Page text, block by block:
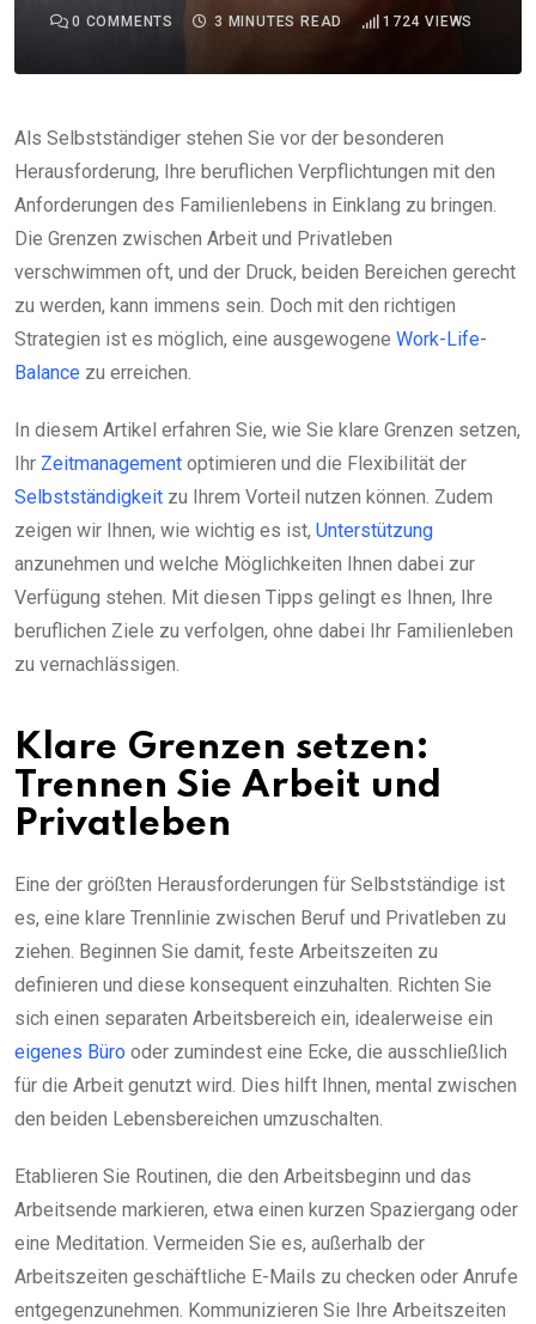
0 COMMENTS 3 MINUTES READ 1724 VIEWS
Als Selbstständiger stehen Sie vor der besonderen
Herausforderung, Ihre beruflichen Verpflichtungen mit den
Anforderungen des Familienlebens in Einklang zu bringen.
Die Grenzen zwischen Arbeit und Privatleben
verschwimmen oft, und der Druck, beiden Bereichen gerecht
zu werden, kann immens sein. Doch mit den richtigen
Strategien ist es möglich, eine ausgewogene Work-Life-
Balance zu erreichen.
In diesem Artikel erfahren Sie, wie Sie klare Grenzen setzen,
Ihr Zeitmanagement optimieren und die Flexibilität der
Selbstständigkeit zu Ihrem Vorteil nutzen können. Zudem
zeigen wir Ihnen, wie wichtig es ist, Unterstützung
anzunehmen und welche Möglichkeiten Ihnen dabei zur
Verfügung stehen. Mit diesen Tipps gelingt es Ihnen, Ihre
beruflichen Ziele zu verfolgen, ohne dabei Ihr Familienleben
zu vernachlässigen.
Klare Grenzen setzen:
Trennen Sie Arbeit und
Privatleben
Eine der größten Herausforderungen für Selbstständige ist
es, eine klare Trennlinie zwischen Beruf und Privatleben zu
ziehen. Beginnen Sie damit, feste Arbeitszeiten zu
definieren und diese konsequent einzuhalten. Richten Sie
sich einen separaten Arbeitsbereich ein, idealerweise ein
eigenes Büro oder zumindest eine Ecke, die ausschließlich
für die Arbeit genutzt wird. Dies hilft Ihnen, mental zwischen
den beiden Lebensbereichen umzuschalten.
Etablieren Sie Routinen, die den Arbeitsbeginn und das
Arbeitsende markieren, etwa einen kurzen Spaziergang oder
eine Meditation. Vermeiden Sie es, außerhalb der
Arbeitszeiten geschäftliche E-Mails zu checken oder Anrufe
entgegenzunehmen. Kommunizieren Sie Ihre Arbeitszeiten